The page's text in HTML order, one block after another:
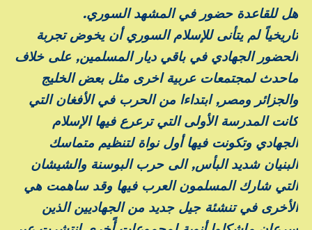
هل للقاعدة حضور في المشهد السوري.
تاريخياً لم يتأنى للإسلام السوري أن يخوض تجربة
الحضور الجهادي في باقي ديار المسلمين, على خلاف
ماحدث لمجتمعات عربية اخرى مثل بعض الخليج
والجزائر ومصر, ابتداءا من الحرب في الأفغان التي
كانت المدرسة الأولى التي ترعرع فيها الإسلام
الجهادي وتكونت فيها أول نواة لتنظيم متماسك
البنيان شديد البأس, الى حرب البوسنة والشيشان
التي شارك المسلمون العرب فيها وقد ساهمت هي
الأخرى في تنشئة جيل جديد من الجهاديين الذين